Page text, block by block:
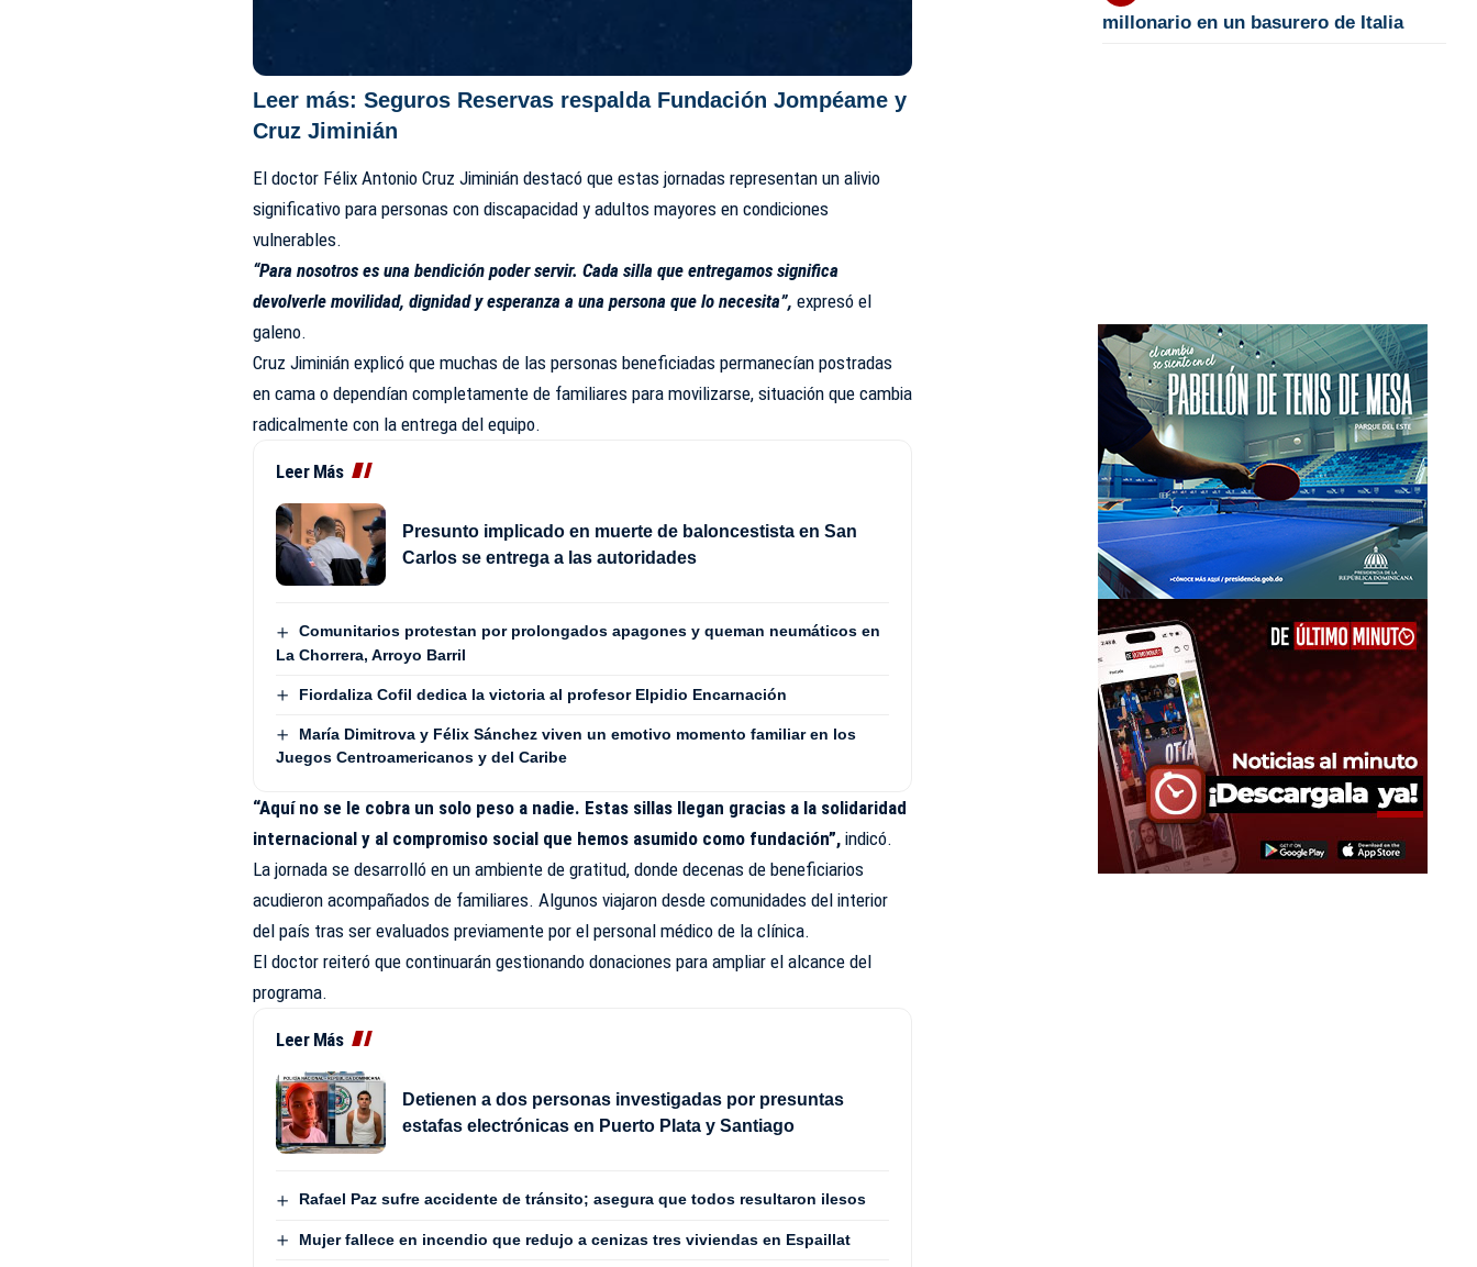
Leer más:Seguros Reservas respalda Fundación Jompéame y
Cruz Jiminián
El doctor Félix Antonio Cruz Jiminián destacó que estas jornadas representan un alivio
significativo para personas con discapacidad y adultos mayores en condiciones
vulnerables.
“Para nosotros es una bendición poder servir. Cada silla que entregamos significa
devolverle movilidad, dignidad y esperanza a una persona que lo necesita”, expresó el
galeno.
Cruz Jiminián explicó que muchas de las personas beneficiadas permanecían postradas
en cama o dependían completamente de familiares para movilizarse, situación que cambia
radicalmente con la entrega del equipo.
Leer Más
Presunto implicado en muerte de baloncestista en San
Carlos se entrega a las autoridades
Comunitarios protestan por prolongados apagones y queman neumáticos en
La Chorrera, Arroyo Barril
Fiordaliza Cofil dedica la victoria al profesor Elpidio Encarnación
María Dimitrova y Félix Sánchez viven un emotivo momento familiar en los
Juegos Centroamericanos y del Caribe
“Aquí no se le cobra un solo peso a nadie. Estas sillas llegan gracias a la solidaridad
internacional y al compromiso social que hemos asumido como fundación”, indicó.
La jornada se desarrolló en un ambiente de gratitud, donde decenas de beneficiarios
acudieron acompañados de familiares. Algunos viajaron desde comunidades del interior
del país tras ser evaluados previamente por el personal médico de la clínica.
El doctor reiteró que continuarán gestionando donaciones para ampliar el alcance del
programa.
Leer Más
Detienen a dos personas investigadas por presuntas
estafas electrónicas en Puerto Plata y Santiago
Rafael Paz sufre accidente de tránsito; asegura que todos resultaron ilesos
Mujer fallece en incendio que redujo a cenizas tres viviendas en Espaillat
millonario en un basurero de Italia